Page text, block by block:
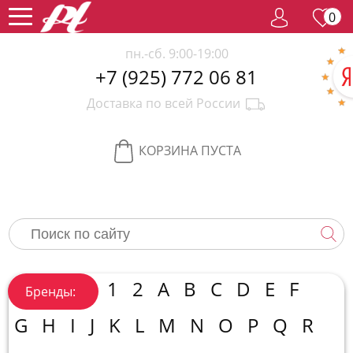
0
пн.-сб. 9:00-19:00
+7 (925) 772 06 81
Доставка по всей России
КОРЗИНА ПУСТА
Бренды: 1 2 A B C D E
F
G
H I J K L M N O P Q
R
Женский
парфюм
Мужской
парфюм
Селективный
косметика
Новинки
Хиты
продаж
Спецпредложение